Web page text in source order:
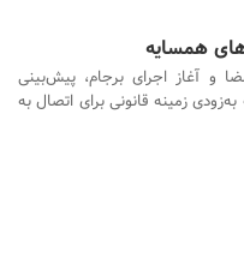
همسایه
و آغاز اجرای برجام، پیش‌بینی
زمینه قانونی برای اتصال به